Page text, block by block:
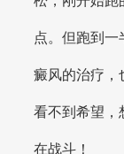
点。但跑到一
癜风的治疗，
看不到希望，
在战斗！